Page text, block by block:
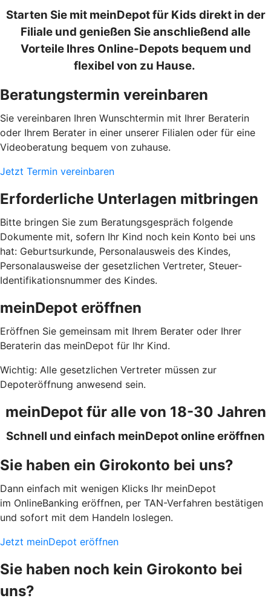
Starten Sie mit meinDepot für Kids direkt in der
Filiale und genießen Sie anschließend alle
Vorteile Ihres Online-Depots bequem und
flexibel von zu Hause.
Beratungstermin vereinbaren
Sie vereinbaren Ihren Wunschtermin mit Ihrer Beraterin
oder Ihrem Berater in einer unserer Filialen oder für eine
Videoberatung bequem von zuhause.
Jetzt Termin vereinbaren
Erforderliche Unterlagen mitbringen
Bitte bringen Sie zum Beratungsgespräch folgende
Dokumente mit, sofern Ihr Kind noch kein Konto bei uns
hat: Geburtsurkunde, Personalausweis des Kindes,
Personalausweise der gesetzlichen Vertreter, Steuer-
Identifikationsnummer des Kindes.
meinDepot eröffnen
Eröffnen Sie gemeinsam mit Ihrem Berater oder Ihrer
Beraterin das meinDepot für Ihr Kind.
Wichtig: Alle gesetzlichen Vertreter müssen zur
Depoteröffnung anwesend sein.
meinDepot für alle von 18-30 Jahren
Schnell und einfach meinDepot online eröffnen
Sie haben ein Girokonto bei uns?
Dann einfach mit wenigen Klicks Ihr meinDepot
im OnlineBanking eröffnen, per TAN-Verfahren bestätigen
und sofort mit dem Handeln loslegen.
Jetzt meinDepot eröffnen
Sie haben noch kein Girokonto bei
uns?